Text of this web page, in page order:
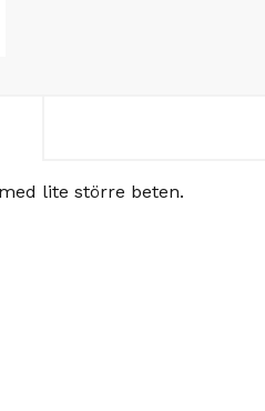
lite större beten.